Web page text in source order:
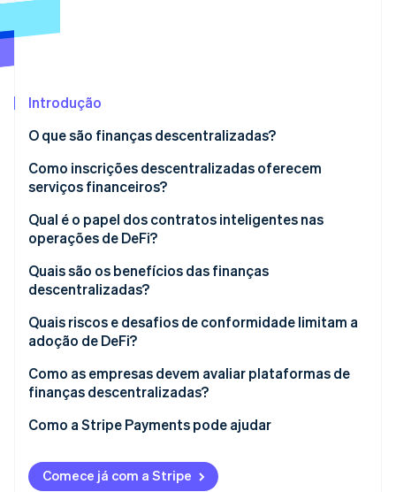
Veja como a Stripe está construindo a infraestrutura
Assista agora
Introdução
O que são finanças descentralizadas?
Como inscrições descentralizadas oferecem
serviços financeiros?
Qual é o papel dos contratos inteligentes nas
operações de DeFi?
Quais são os benefícios das finanças
descentralizadas?
Quais riscos e desafios de conformidade limitam a
adoção de DeFi?
Como as empresas devem avaliar plataformas de
finanças descentralizadas?
Como a Stripe Payments pode ajudar
Comece já com a Stripe